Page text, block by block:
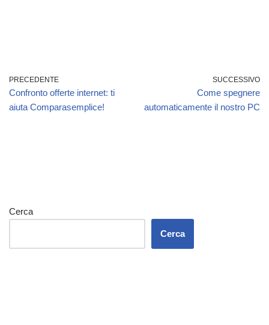
PRECEDENTE
Confronto offerte internet: ti
aiuta Comparasemplice!
SUCCESSIVO
Come spegnere
automaticamente il nostro PC
Cerca
Cerca